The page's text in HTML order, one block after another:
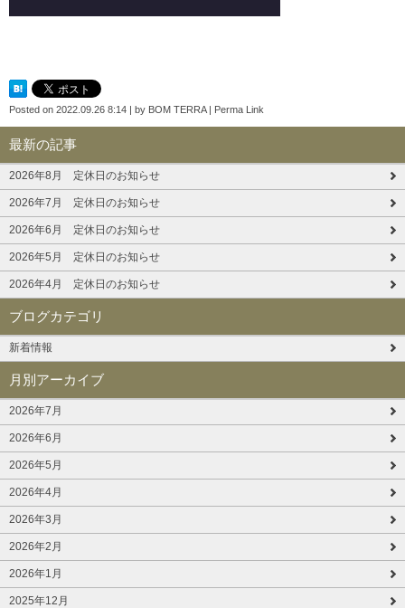
Posted on 2022.09.26 8:14 | by BOM TERRA| Perma Link
最新の記事
2026年8月 定休日のお知らせ
2026年7月 定休日のお知らせ
2026年6月 定休日のお知らせ
2026年5月 定休日のお知らせ
2026年4月 定休日のお知らせ
ブログカテゴリ
新着情報
月別アーカイブ
2026年7月
2026年6月
2026年5月
2026年4月
2026年3月
2026年2月
2026年1月
2025年12月